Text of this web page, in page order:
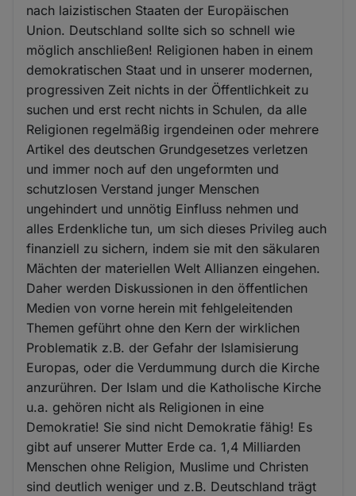
nach laizistischen Staaten der Europäischen
Union. Deutschland sollte sich so schnell wie
möglich anschließen! Religionen haben in einem
demokratischen Staat und in unserer modernen,
progressiven Zeit nichts in der Öffentlichkeit zu
suchen und erst recht nichts in Schulen, da alle
Religionen regelmäßig irgendeinen oder mehrere
Artikel des deutschen Grundgesetzes verletzen
und immer noch auf den ungeformten und
schutzlosen Verstand junger Menschen
ungehindert und unnötig Einfluss nehmen und
alles Erdenkliche tun, um sich dieses Privileg auch
finanziell zu sichern, indem sie mit den säkularen
Mächten der materiellen Welt Allianzen eingehen.
Daher werden Diskussionen in den öffentlichen
Medien von vorne herein mit fehlgeleitenden
Themen geführt ohne den Kern der wirklichen
Problematik z.B. der Gefahr der Islamisierung
Europas, oder die Verdummung durch die Kirche
anzurühren. Der Islam und die Katholische Kirche
u.a. gehören nicht als Religionen in eine
Demokratie! Sie sind nicht Demokratie fähig! Es
gibt auf unserer Mutter Erde ca. 1,4 Milliarden
Menschen ohne Religion, Muslime und Christen
sind deutlich weniger und z.B. Deutschland trägt